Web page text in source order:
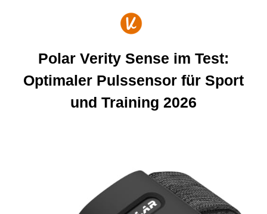
Polar Verity Sense im Test:
Optimaler Pulssensor für Sport
und Training 2026